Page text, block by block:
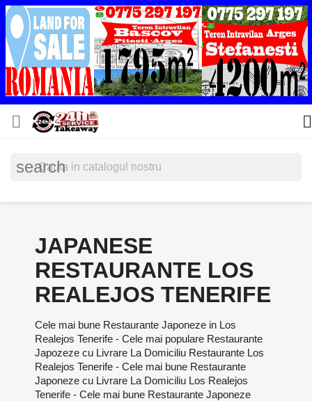
 
search
JAPANESE
RESTAURANTE LOS
REALEJOS TENERIFE
Cele mai bune Restaurante Japoneze in Los
Realejos Tenerife - Cele mai populare Restaurante
Japozeze cu Livrare La Domiciliu Restaurante Los
Realejos Tenerife - Cele mai bune Restaurante
Japoneze cu Livrare La Domiciliu Los Realejos
Tenerife - Cele mai bune Restaurante Japoneze